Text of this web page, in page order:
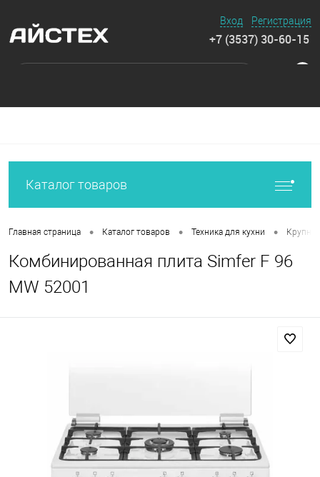
Вход Регистрация
+7 (3537) 30-60-15
Каталог товаров
Главная страница • Каталог товаров • Техника для кухни •
Комбинированная плита Simfer F 96
MW 52001